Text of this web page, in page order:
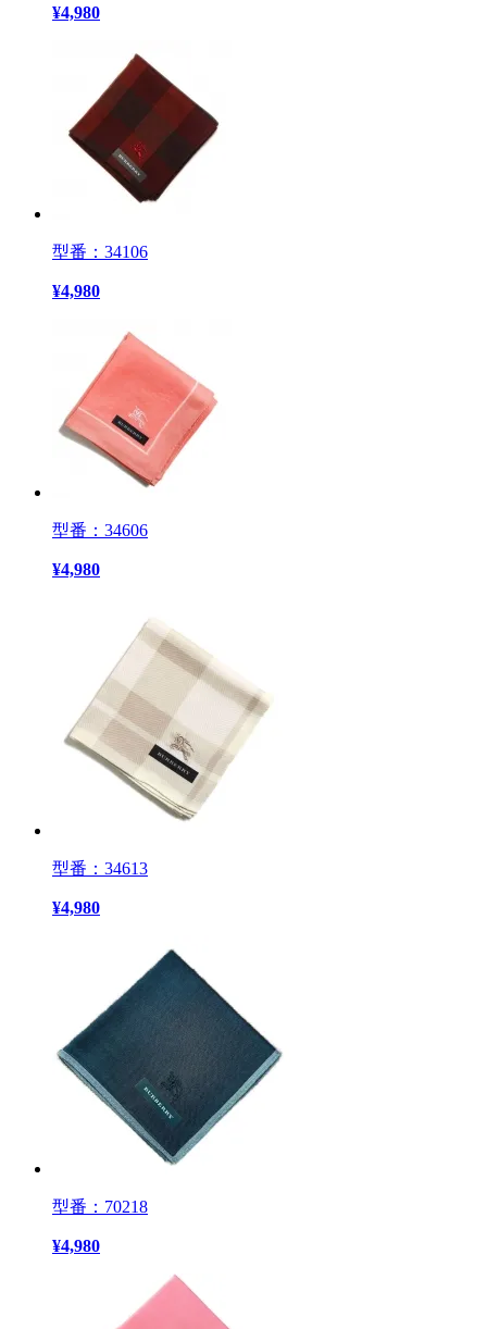
¥4,980
型番：34106
¥4,980
型番：34606
¥4,980
型番：34613
¥4,980
型番：70218
¥4,980